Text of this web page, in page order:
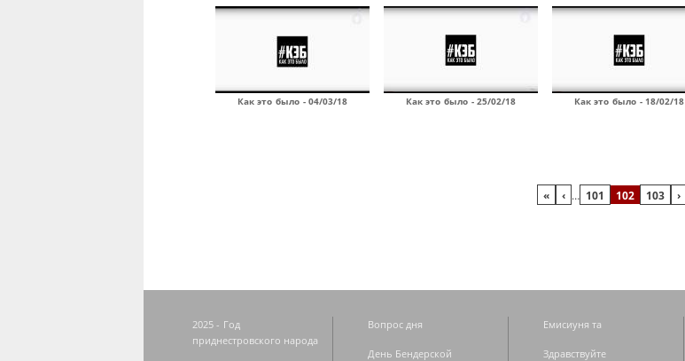
Как это было - 04/03/18 Как это было - 25/02/18 Как это было - 18/02/18
« ‹ … 101 102 103 ›
2025 - Год
приднестровского народа
Вопрос дня
День Бендерской
Емисиуня та
Здравствуйте